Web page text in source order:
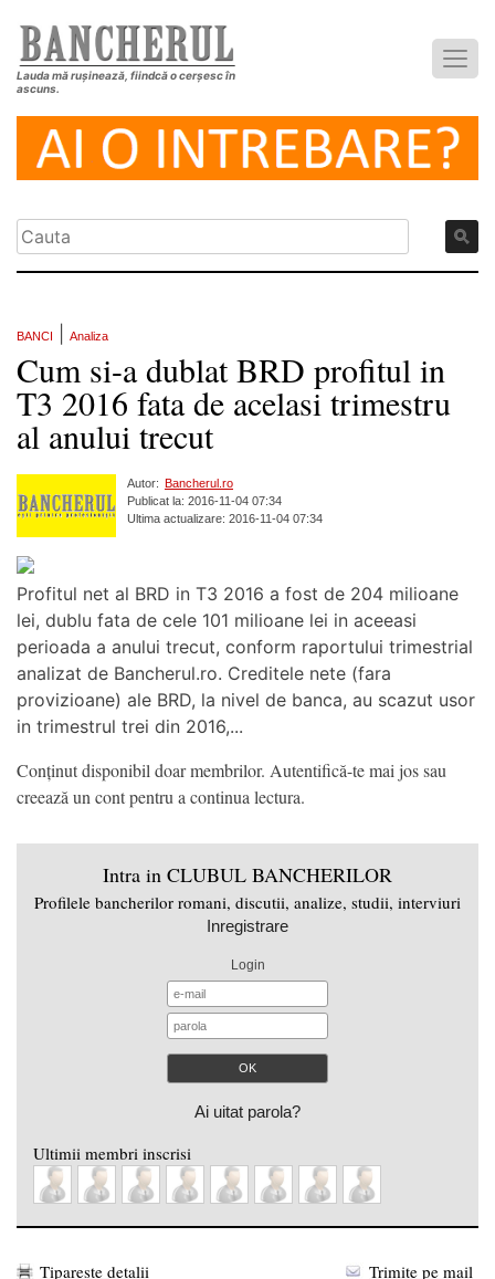
Lauda mă rușinează, fiindcă o cerșesc în
ascuns.
BANCI Analiza
Cum si-a dublat BRD profitul in
T3 2016 fata de acelasi trimestru
al anului trecut
Autor: Bancherul.ro
Publicat la: 2016-11-04 07:34
Ultima actualizare: 2016-11-04 07:34
Profitul net al BRD in T3 2016 a fost de 204 milioane
lei, dublu fata de cele 101 milioane lei in aceeasi
perioada a anului trecut, conform raportului trimestrial
analizat de Bancherul.ro. Creditele nete (fara
provizioane) ale BRD, la nivel de banca, au scazut usor
in trimestrul trei din 2016,...
Conținut disponibil doar membrilor. Autentifică-te mai jos sau
creează un cont pentru a continua lectura.
Intra in CLUBUL BANCHERILOR
Profilele bancherilor romani, discutii, analize, studii, interviuri
Inregistrare
Login
Ai uitat parola?
Ultimii membri inscrisi
Tipareste detalii
Trimite pe mail